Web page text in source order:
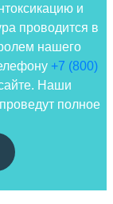
и
проводится в
нашего
+7 (800)
Наши
полное